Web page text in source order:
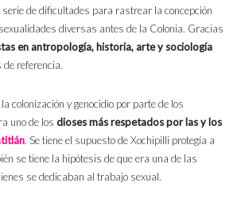
serie de dificultades para rastrear la concepción
diversas antes de la Colonia. Gracias
en antropología, historia, arte y sociología
referencia.
colonización y genocidio por parte de los
uno de los dioses más respetados por las y los
. Se tiene el supuesto de Xochipilli protegía a
se tiene la hipótesis de que era una de las
se dedicaban al trabajo sexual.